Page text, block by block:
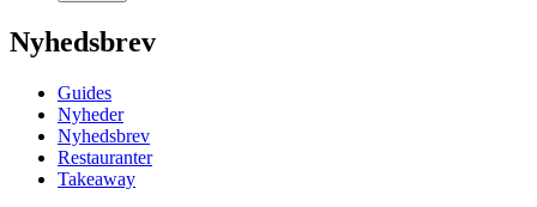
Nyhedsbrev
Guides
Nyheder
Nyhedsbrev
Restauranter
Takeaway